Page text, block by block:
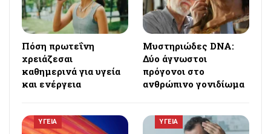
Πόση πρωτεΐνη
χρειάζεσαι
καθημερινά για υγεία
και ενέργεια
Μυστηριώδες DNA:
Δύο άγνωστοι
πρόγονοι στο
ανθρώπινο γονιδίωμα
ΥΓΕΙΑ ΥΓΕΙΑ